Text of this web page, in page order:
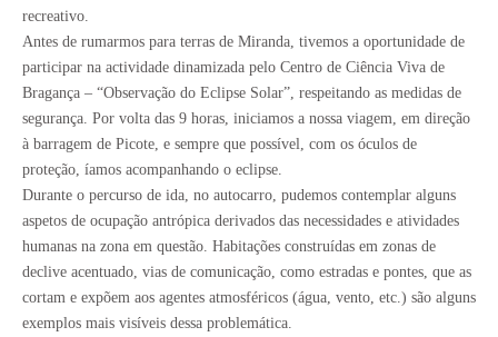
recreativo.
Antes de rumarmos para terras de Miranda, tivemos a oportunidade de
participar na actividade dinamizada pelo Centro de Ciência Viva de
Bragança – “Observação do Eclipse Solar”, respeitando as medidas de
segurança. Por volta das 9 horas, iniciamos a nossa viagem, em direção
à barragem de Picote, e sempre que possível, com os óculos de
proteção, íamos acompanhando o eclipse.
Durante o percurso de ida, no autocarro, pudemos contemplar alguns
aspetos de ocupação antrópica derivados das necessidades e atividades
humanas na zona em questão. Habitações construídas em zonas de
declive acentuado, vias de comunicação, como estradas e pontes, que as
cortam e expõem aos agentes atmosféricos (água, vento, etc.) são alguns
exemplos mais visíveis dessa problemática.